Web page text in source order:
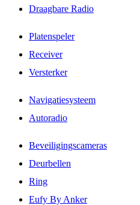
Draagbare Radio
Platenspeler
Receiver
Versterker
Navigatiesysteem
Autoradio
Beveiligingscameras
Deurbellen
Ring
Eufy By Anker